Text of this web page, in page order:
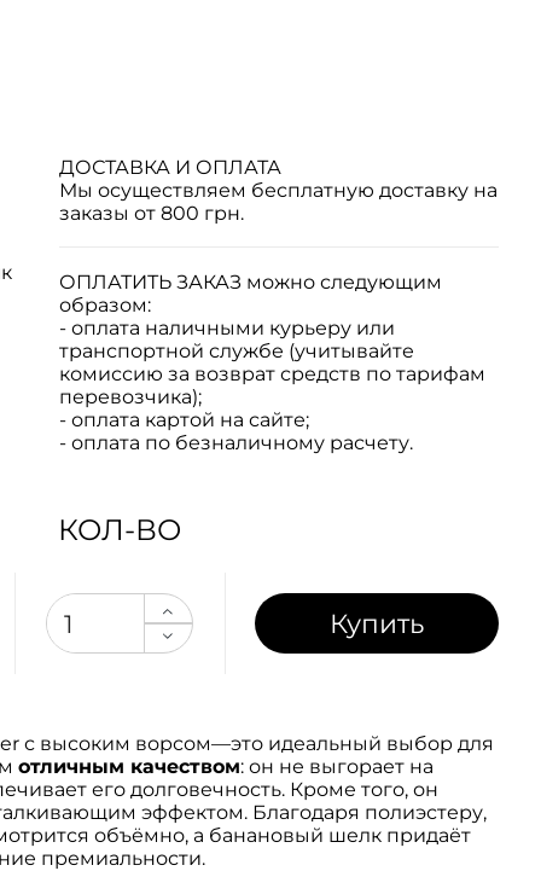
ДОСТАВКА И ОПЛАТА
Мы осуществляем бесплатную доставку на
заказы от 800 грн.
ОПЛАТИТЬ ЗАКАЗ можно следующим
образом:
- оплата наличными курьеру или
транспортной службе (учитывайте
комиссию за возврат средств по тарифам
перевозчика);
- оплата картой на сайте;
- оплата по безналичному расчету.
КОЛ-ВО
Купить
с высоким ворсом—это идеальный выбор для
отличным качеством: он не выгорает на
его долговечность. Кроме того, он
эффектом. Благодаря полиэстеру,
объёмно, а банановый шелк придаёт
премиальности.